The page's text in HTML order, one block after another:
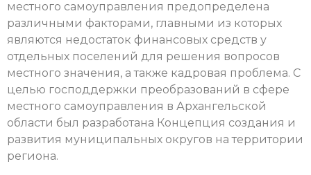
местного самоуправления предопределена
различными факторами, главными из которых
являются недостаток финансовых средств у
отдельных поселений для решения вопросов
местного значения, а также кадровая проблема. С
целью господдержки преобразований в сфере
местного самоуправления в Архангельской
области был разработана Концепция создания и
развития муниципальных округов на территории
региона.